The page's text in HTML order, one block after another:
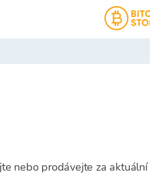
nebo prodávejte za aktuální